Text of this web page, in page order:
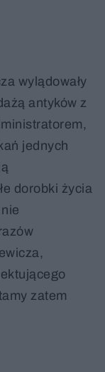
wylądowały
antyków z
jednych
dorobki życia
zatem